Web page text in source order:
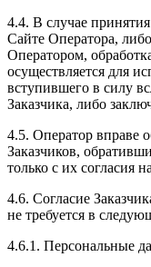
4.4. В случае
Сайте Оператора,
Оператором,
осуществляется для
вступившего в силу
Заказчика, либо
4.5. Оператор вправе
Заказчиков,
только с их согласия
4.6. Согласие
не требуется в
4.6.1. Персональные